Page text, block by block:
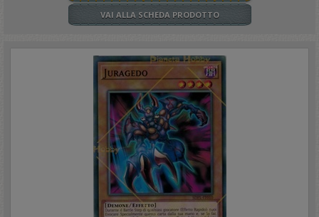
VAI ALLA SCHEDA PRODOTTO